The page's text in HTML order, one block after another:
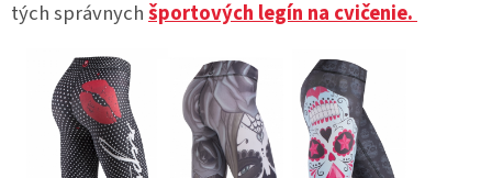
tých správnychšportových legín na cvičenie.